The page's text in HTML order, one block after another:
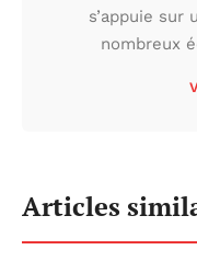
s’appuie
nombreux
Articles